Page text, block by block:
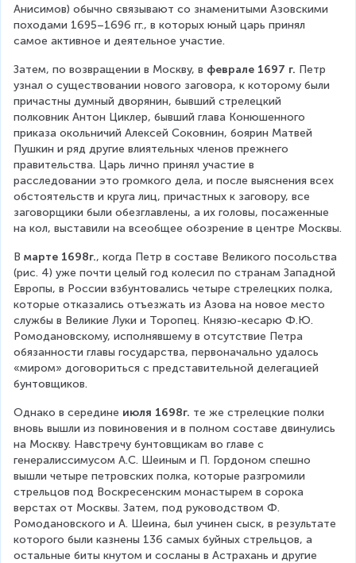
Анисимов) обычно связывают со знаменитыми Азовскими
походами 1695–1696 гг., в которых юный царь принял
самое активное и деятельное участие.
Затем, по возвращении в Москву, в феврале 1697 г. Петр
узнал о существовании нового заговора, к которому были
причастны думный дворянин, бывший стрелецкий
полковник Антон Циклер, бывший глава Конюшенного
приказа окольничий Алексей Соковнин, боярин Матвей
Пушкин и ряд другие влиятельных членов прежнего
правительства. Царь лично принял участие в
расследовании это громкого дела, и после выяснения всех
обстоятельств и круга лиц, причастных к заговору, все
заговорщики были обезглавлены, а их головы, посаженные
на кол, выставили на всеобщее обозрение в центре Москвы.
В марте 1698г., когда Петр в составе Великого посольства
(рис. 4) уже почти целый год колесил по странам Западной
Европы, в России взбунтовались четыре стрелецких полка,
которые отказались отъезжать из Азова на новое место
службы в Великие Луки и Торопец. Князю-кесарю Ф.Ю.
Ромодановскому, исполнявшему в отсутствие Петра
обязанности главы государства, первоначально удалось
«миром» договориться с представительной делегацией
бунтовщиков.
Однако в середине июля 1698г. те же стрелецкие полки
вновь вышли из повиновения и в полном составе двинулись
на Москву. Навстречу бунтовщикам во главе с
генералиссимусом А.С. Шеиным и П. Гордоном спешно
вышли четыре петровских полка, которые разгромили
стрельцов под Воскресенским монастырем в сорока
верстах от Москвы. Затем, под руководством Ф.
Ромодановского и А. Шеина, был учинен сыск, в результате
которого были казнены 136 самых буйных стрельцов, а
остальные биты кнутом и сосланы в Астрахань и другие